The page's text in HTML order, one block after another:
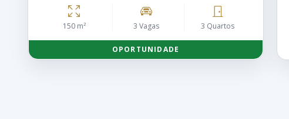
150 m² 3 Vagas 3 Quartos
OPORTUNIDADE